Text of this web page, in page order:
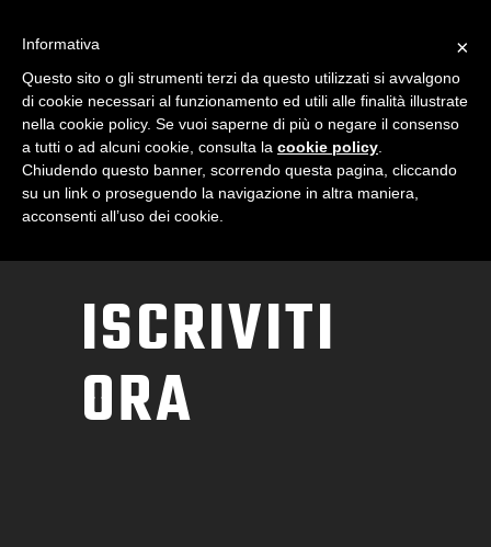
ISCRIVITI
ORA
×
Informativa
Questo sito o gli strumenti terzi da questo utilizzati si avvalgono
di cookie necessari al funzionamento ed utili alle finalità illustrate
nella cookie policy. Se vuoi saperne di più o negare il consenso
a tutti o ad alcuni cookie, consulta la cookie policy
Chiudendo questo banner, scorrendo questa pagina, cliccando
su un link o proseguendo la navigazione in altra maniera,
acconsenti all’uso dei cookie.